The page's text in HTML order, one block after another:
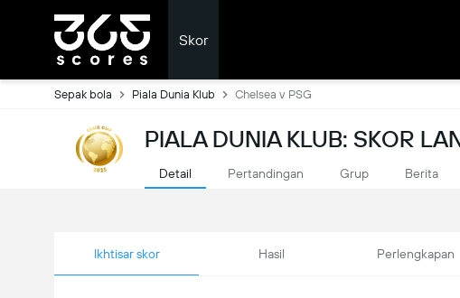
Skor
Sepak bola Piala Dunia Klub Chelsea v PSG
PIALA DUNIA KLUB: SKOR
Detail Pertandingan Grup Berita
Ikhtisar skor Hasil Perlengkapan